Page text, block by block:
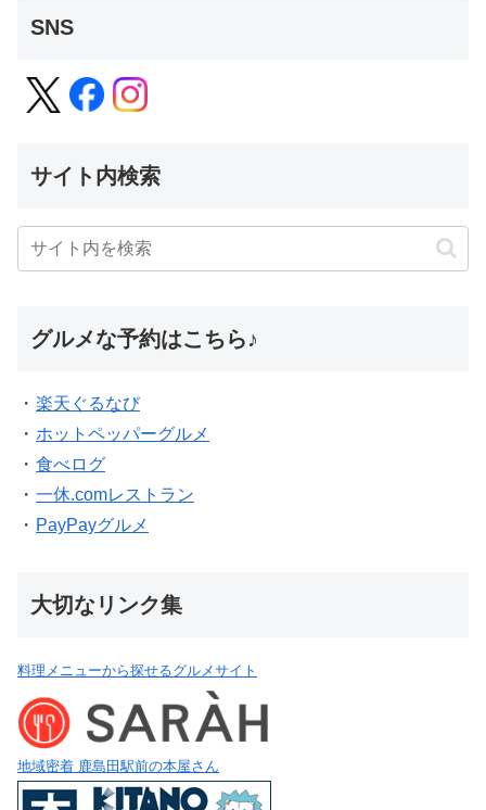
SNS
サイト内検索
グルメな予約はこちら♪
・ 楽天ぐるなび
・ ホットペッパーグルメ
・ 食べログ
・ 一休.comレストラン
・ PayPayグルメ
大切なリンク集
料理メニューから探せるグルメサイト
地域密着 鹿島田駅前の本屋さん